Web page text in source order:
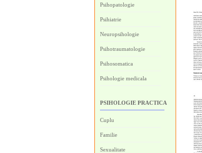
Psihopatologie
Psihiatrie
Neuropsihologie
Psihotraumatologie
Psihosomatica
Psihologie medicala
PSIHOLOGIE PRACTICA
Cuplu
Familie
Sexualitate